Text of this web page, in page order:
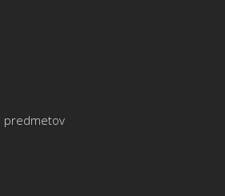
predmetov